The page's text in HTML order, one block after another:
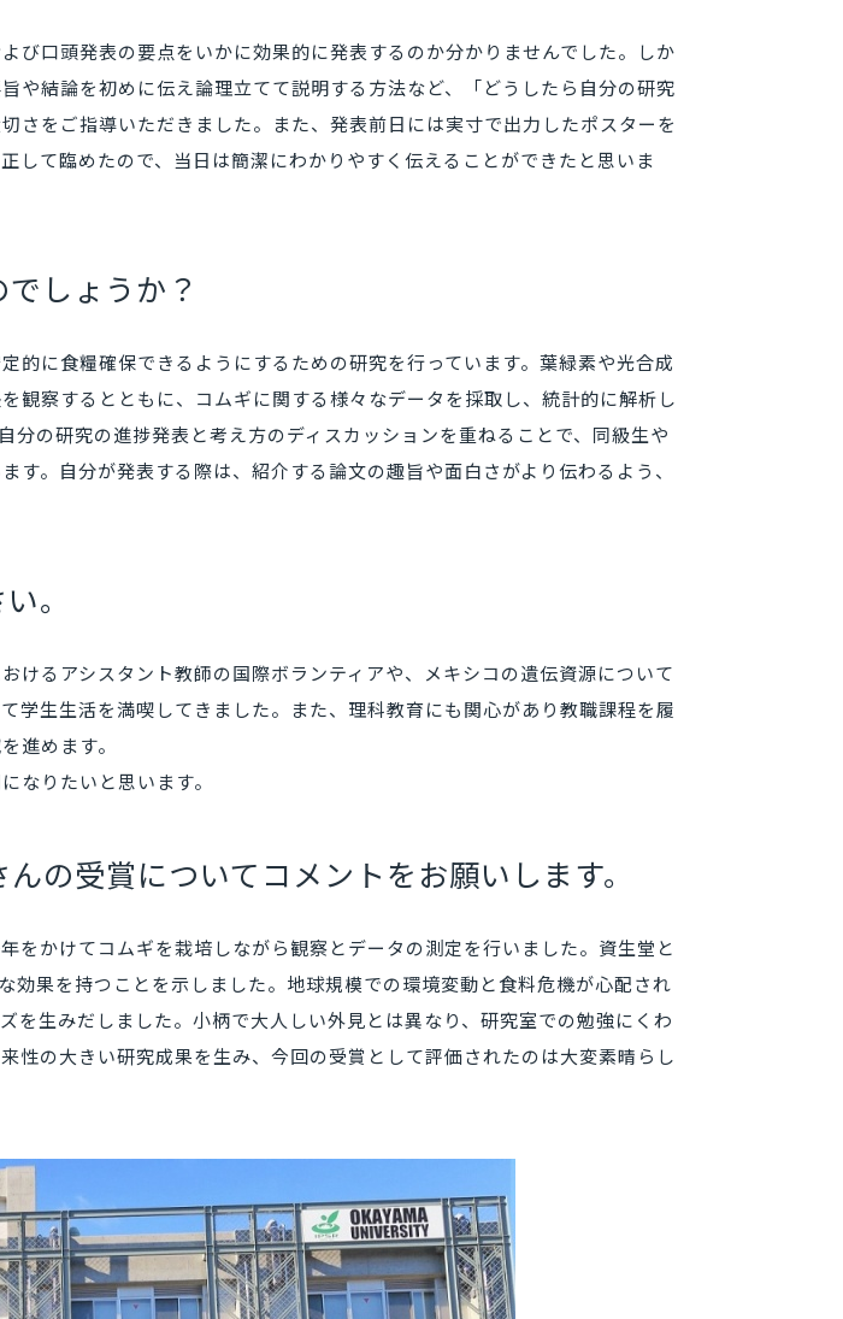
び口頭発表の要点をいかに効果的に発表するのか分かりませんでした。しか
や結論を初めに伝え論理立てて説明する方法など、「どうしたら自分の研究
さをご指導いただきました。また、発表前日には実寸で出力したポスターを
て臨めたので、当日は簡潔にわかりやすく伝えることができたと思いま
しょうか？
的に食糧確保できるようにするための研究を行っています。葉緑素や光合成
観察するとともに、コムギに関する様々なデータを採取し、統計的に解析し
の研究の進捗発表と考え方のディスカッションを重ねることで、同級生や
。自分が発表する際は、紹介する論文の趣旨や面白さがより伝わるよう、
。
るアシスタント教師の国際ボランティアや、メキシコの遺伝資源について
学生生活を満喫してきました。また、理科教育にも関心があり教職課程を履
進めます。
なりたいと思います。
の受賞についてコメントをお願いします。
をかけてコムギを栽培しながら観察とデータの測定を行いました。資生堂と
果を持つことを示しました。地球規模での環境変動と食料危機が心配され
生みだしました。小柄で大人しい外見とは異なり、研究室での勉強にくわ
性の大きい研究成果を生み、今回の受賞として評価されたのは大変素晴らし